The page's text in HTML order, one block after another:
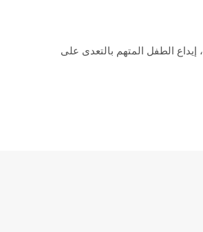
الطفل المتهم بالتعدى على